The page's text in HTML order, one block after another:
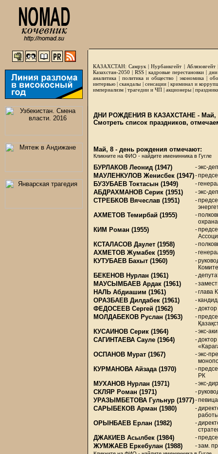
КАЗАХСТАН: Самрук |Нурбанкгейт | Аблязовгейт
Казахстан-2050 | RSS|кадровые перестановки|
аналитика | политика и общество | экономика |
интервью |скандалы | сенсации|криминал и
империализм | трагедии и ЧП | акционеры |
ДНИ РОЖДЕНИЯ В КАЗАХСТАНЕ - Май,
Смотреть список праздников,
Май, 8 - день рождения отмечают:
Кликните на ФИО - найдите именинника в Гугле
БУРЛАКОВ Леонид (1947) -экс-
МАУЛЕНКУЛОВ Женисбек (1947)-
БУЗУБАЕВ Токтасын (1949) -
АБДРАХМАНОВ Серик (1951) -экс-
СТРЕБКОВ Вячеслав (1951) -
АХМЕТОВ Темирбай (1955) -
КИМ Роман (1955) -
КСТАЛАСОВ Даулет (1958) -
АХМЕТОВ Жумабек (1959) -
КУТУБАЕВ Бахыт (1960) -
БЕКЕНОВ Нурлан (1961) -
МАУСЫМБАЕВ Ардак (1961) -
НАЛЬ Абдиашим (1961) -глава
ОРАЗБАЕВ Дилдабек (1961) -
ФЕДОСЕЕВ Сергей (1962) -
МОЛДАБЕКОВ Руслан (1963) -
КУСАИНОВ Серик (1964) -экс-
САГИНТАЕВА Сауле (1964) -
ОСПАНОВ Мурат (1967) -экс-
КУРМАНОВА Айзада(1970) -
РК
МУХАНОВ Нурлан (1971) -экс-
СКЛЯР Роман (1971) -
УРАЗЫМБЕТОВА Гульнур (1977)-
САРЫБЕКОВ Арман (1980) -
ОРЫНБАЕВ Ерлан (1982) -
ДЖАКИЕВ Асылбек (1984) -
ЖУМЖАЕВ Еркебулан (1988) -зам.